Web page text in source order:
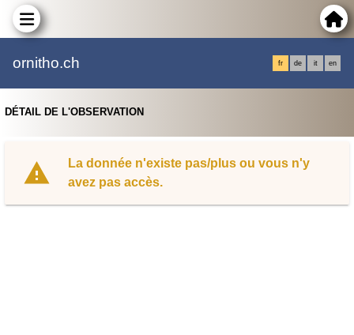
ornitho.ch fr de it en
DÉTAIL DE L'OBSERVATION
La donnée n'existe pas/plus ou vous n'y
avez pas accès.